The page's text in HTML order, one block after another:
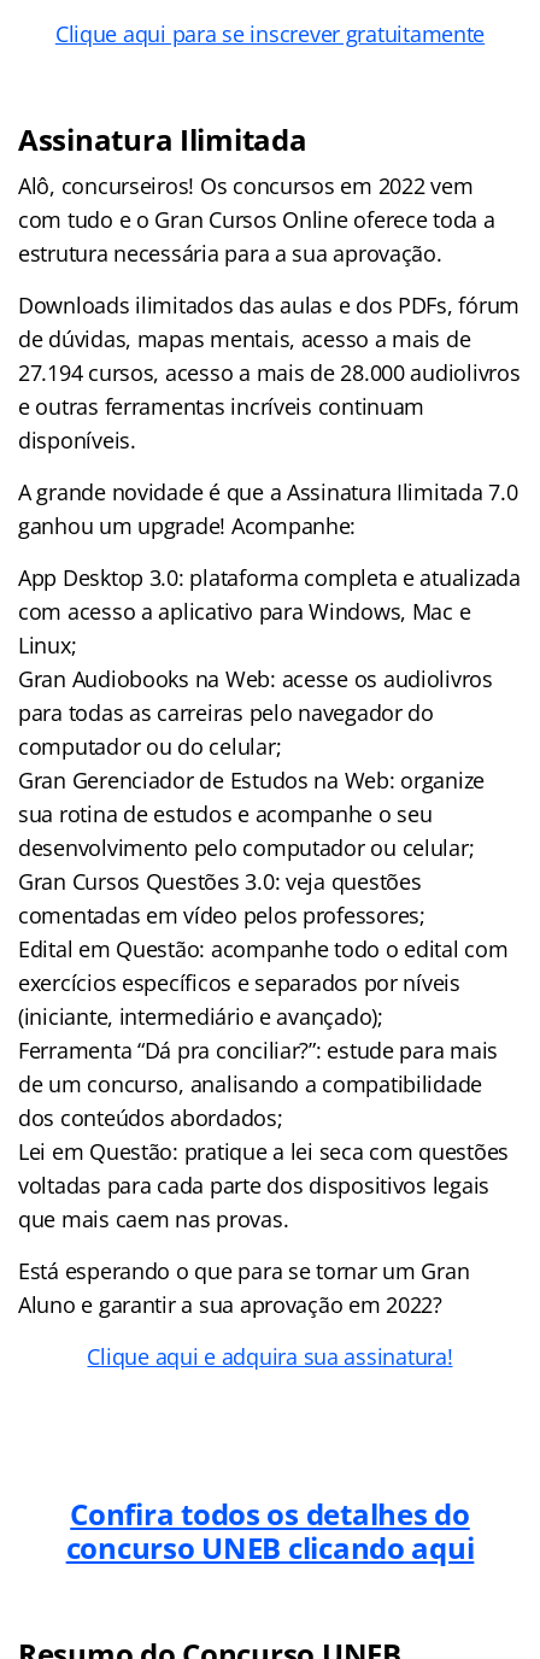
Clique aqui para se inscrever gratuitamente
Assinatura Ilimitada
Alô, concurseiros! Os concursos em 2022 vem
com tudo e o Gran Cursos Online oferece toda a
estrutura necessária para a sua aprovação.
Downloads ilimitados das aulas e dos PDFs, fórum
de dúvidas, mapas mentais, acesso a mais de
27.194 cursos, acesso a mais de 28.000 audiolivros
e outras ferramentas incríveis continuam
disponíveis.
A grande novidade é que a Assinatura Ilimitada 7.0
ganhou um upgrade! Acompanhe:
App Desktop 3.0: plataforma completa e atualizada
com acesso a aplicativo para Windows, Mac e
Linux;
Gran Audiobooks na Web: acesse os audiolivros
para todas as carreiras pelo navegador do
computador ou do celular;
Gran Gerenciador de Estudos na Web: organize
sua rotina de estudos e acompanhe o seu
desenvolvimento pelo computador ou celular;
Gran Cursos Questões 3.0: veja questões
comentadas em vídeo pelos professores;
Edital em Questão: acompanhe todo o edital com
exercícios específicos e separados por níveis
(iniciante, intermediário e avançado);
Ferramenta “Dá pra conciliar?”: estude para mais
de um concurso, analisando a compatibilidade
dos conteúdos abordados;
Lei em Questão: pratique a lei seca com questões
voltadas para cada parte dos dispositivos legais
que mais caem nas provas.
Está esperando o que para se tornar um Gran
Aluno e garantir a sua aprovação em 2022?
Clique aqui e adquira sua assinatura!
Confira todos os detalhes do
concurso UNEB clicando aqui